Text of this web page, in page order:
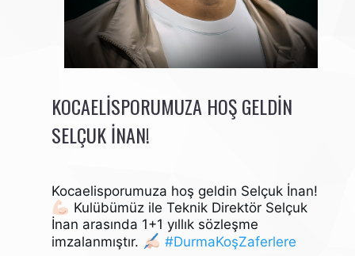
KOCAELISPORUMUZA HOŞ GELDIN
SELÇUK İNAN!
Kocaelisporumuza hoş geldin Selçuk İnan!
Kulübümüz ile Teknik Direktör Selçuk
İnan arasında 1+1 yıllık sözleşme
imzalanmıştır.
#DurmaKoşZaferlere